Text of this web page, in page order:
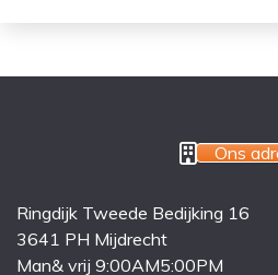
Ons
Ringdijk Tweede Bedijking 16
3641 PH Mijdrecht
Man& vrij 9:00AM5:00PM